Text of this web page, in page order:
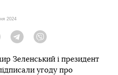
2024
Twitter Telegram
Зеленський і президент
угоду про